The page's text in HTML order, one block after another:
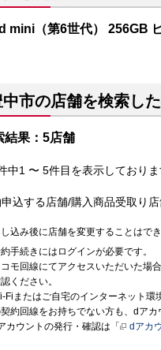
mini（第6世代） 256GB
中市の店舗を検索し
結果：5店舗
中1 〜 5件目を表示しており
込する店舗/購入商品受取り店
込み後に店舗を変更することはでき
手続きにはログインが必要です。
コモ回線にてアクセスいただいた場
ください。
Fiまたはご自宅のインターネット
約回線をお持ちでない方も、dアカ
カウントの発行・確認は「
dアカ